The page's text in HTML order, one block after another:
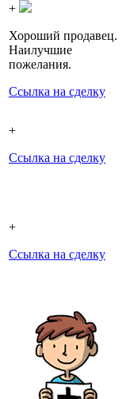
+
Хороший продавец.
Наилучшие
пожелания.
Ссылка на сделку
+
Ссылка на сделку
+
Ссылка на сделку